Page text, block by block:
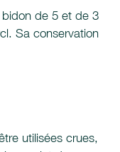
de 5 et de 3
Sa conservation
utilisées crues,